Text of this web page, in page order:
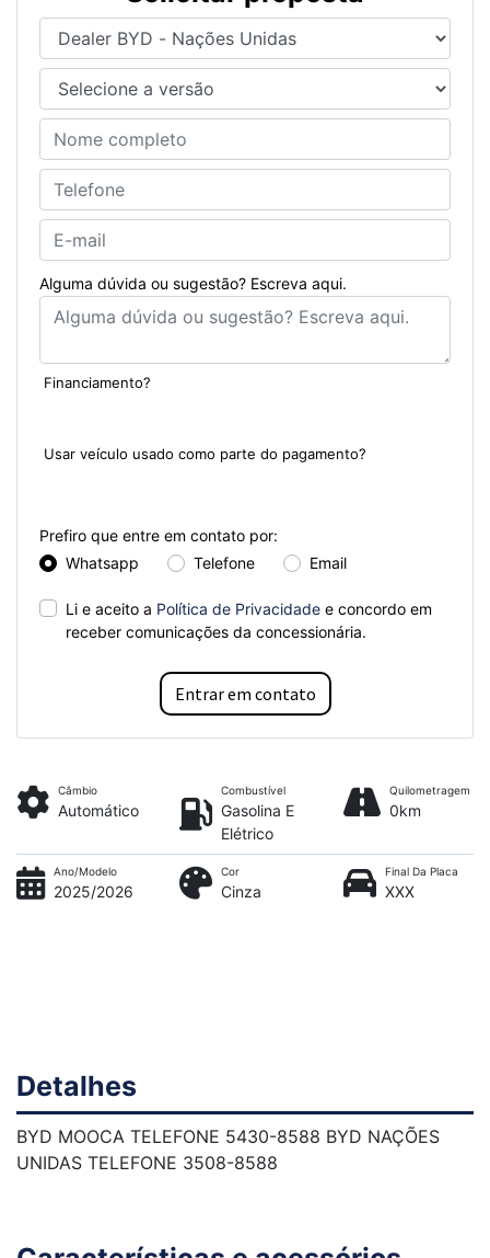
Alguma dúvida ou sugestão? Escreva aqui.
Financiamento?
Usar veículo usado como parte do pagamento?
Prefiro que entre em contato por:
Whatsapp
Telefone Email
Li e aceito a Política de Privacidade e concordo em
receber comunicações da concessionária.
Entrar em contato
Câmbio
Automático
Combustível
Gasolina E
Elétrico
Quilometragem
0km
Ano/Modelo
2025/2026
Cor
Cinza
Final Da Placa
XXX
Detalhes
BYD MOOCA TELEFONE 5430-8588 BYD NAÇÕES
UNIDAS TELEFONE 3508-8588